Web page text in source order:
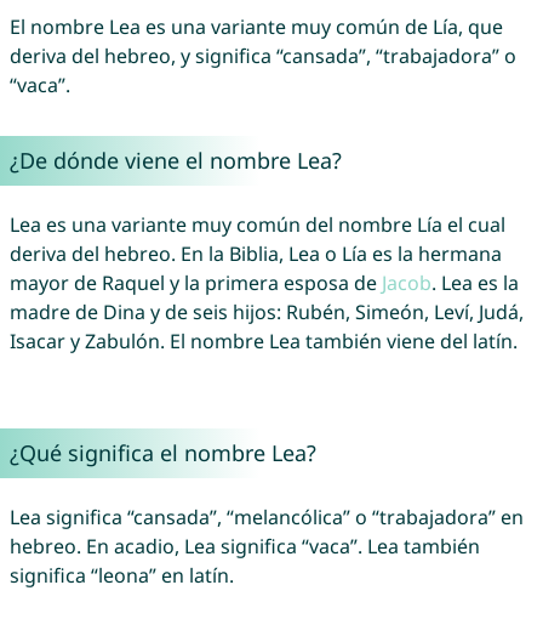
El nombre Lea es una variante muy común de Lía, que
deriva del hebreo, y significa “cansada”, “trabajadora” o
“vaca”.
¿De dónde viene el nombre Lea?
Lea es una variante muy común del nombre Lía el cual
deriva del hebreo. En la Biblia, Lea o Lía es la hermana
mayor de Raquel y la primera esposa de Jacob. Lea es la
madre de Dina y de seis hijos: Rubén, Simeón, Leví, Judá,
Isacar y Zabulón. El nombre Lea también viene del latín.
¿Qué significa el nombre Lea?
Lea significa “cansada”, “melancólica” o “trabajadora” en
hebreo. En acadio, Lea significa “vaca”. Lea también
significa “leona” en latín.